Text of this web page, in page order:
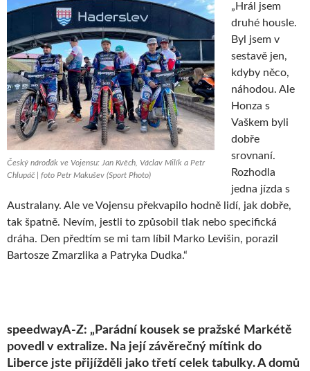
Český nároďák ve Vojensu: Jan Kvěch, Václav Milík a Petr
Chlupáč | foto Petr Makušev (Sport Photo)
„Hrál jsem
druhé housle.
Byl jsem v
sestavě jen,
kdyby něco,
náhodou. Ale
Honza s
Vaškem byli
dobře
srovnaní.
Rozhodla
jedna jízda s
Australany. Ale ve Vojensu překvapilo hodně lidí, jak dobře,
tak špatně. Nevím, jestli to způsobil tlak nebo specifická
dráha. Den předtím se mi tam líbil Marko Levišin, porazil
Bartosze Zmarzlika a Patryka Dudka.“
speedwayA-Z: „Parádní kousek se pražské Markétě
povedl v extralize. Na její závěrečný mítink do
Liberce jste přijížděli jako třetí celek tabulky. A domů